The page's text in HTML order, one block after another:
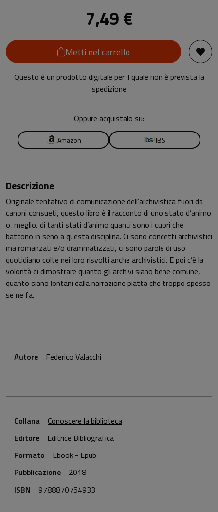
7,49 €
Metti nel carrello
Questo è un prodotto digitale per il quale non è prevista la
spedizione
Oppure acquistalo su:
Amazon IBS
Descrizione
Originale tentativo di comunicazione dell’archivistica fuori da
canoni consueti, questo libro è il racconto di uno stato d’animo
o, meglio, di tanti stati d’animo quanti sono i cuori che
battono in seno a questa disciplina. Ci sono concetti archivistici
ma romanzati e/o drammatizzati, ci sono parole di uso
quotidiano colte nei loro risvolti anche archivistici. E poi c’è la
volontà di dimostrare quanto gli archivi siano bene comune,
quanto siano lontani dalla narrazione piatta che troppo spesso
se ne fa.
Autore Federico Valacchi
Collana
Conoscere la biblioteca
Editore
Editrice Bibliografica
Formato
Ebook - Epub
Pubblicazione
2018
ISBN
9788870754933